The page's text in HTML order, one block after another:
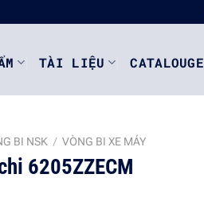
TÀI LIỆU CATALOUGE
BI NSK / VÒNG BI XE MÁY
6205ZZECM